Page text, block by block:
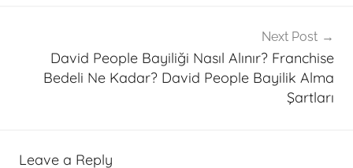
Next Post
David People Bayiliği Nasıl Alınır? Franchise
Bedeli Ne Kadar? David People Bayilik Alma
Şartları
Leave a Reply